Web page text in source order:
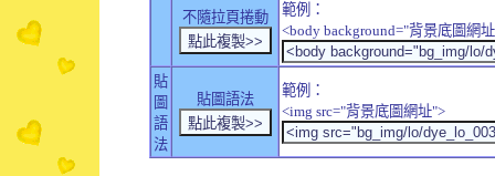
不隨拉頁捲動
範例：
<body background="背景底圖網
貼
圖
語
法
貼圖語法
範例：
<img src="背景底圖網址">